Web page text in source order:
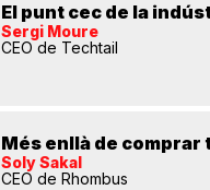
El punt cec de la
Sergi Moure
CEO de Techtail
Més enllà de comprar
Soly Sakal
CEO de Rhombus